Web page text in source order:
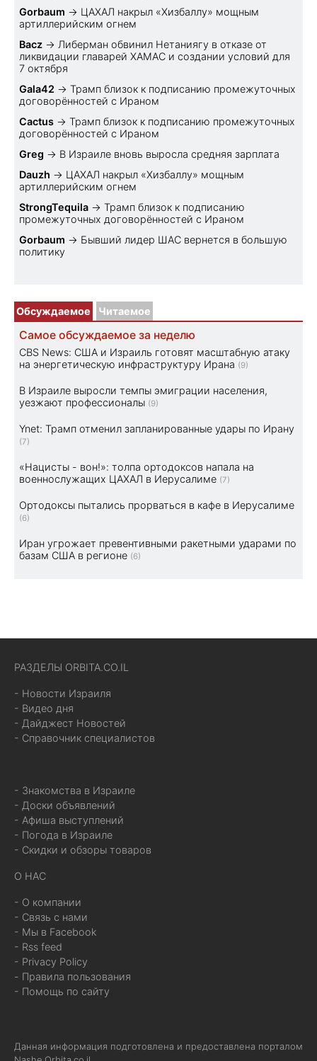
Gorbaum → ЦАХАЛ накрыл «Хизбаллу» мощным
артиллерийским огнем
Bacz → Либерман обвинил Нетаниягу в отказе от
ликвидации главарей ХАМАС и создании условий для
7 октября
Gala42 → Трамп близок к подписанию промежуточных
договорённостей с Ираном
Cactus → Трамп близок к подписанию промежуточных
договорённостей с Ираном
Greg → В Израиле вновь выросла средняя зарплата
Dauzh → ЦАХАЛ накрыл «Хизбаллу» мощным
артиллерийским огнем
StrongTequila → Трамп близок к подписанию
промежуточных договорённостей с Ираном
Gorbaum → Бывший лидер ШАС вернется в большую
политику
Обсуждаемое Читаемое
Самое обсуждаемое за неделю
CBS News: США и Израиль готовят масштабную атаку
на энергетическую инфраструктуру Ирана (9)
В Израиле выросли темпы эмиграции населения,
уезжают профессионалы (9)
Ynet: Трамп отменил запланированные удары по Ирану
(7)
«Нацисты - вон!»: толпа ортодоксов напала на
военнослужащих ЦАХАЛ в Иерусалиме (7)
Ортодоксы пытались прорваться в кафе в Иерусалиме
(6)
Иран угрожает превентивными ракетными ударами по
базам США в регионе (6)
РАЗДЕЛЫ ORBITA.CO.IL
- Новости Израиля
- Видео дня
- Дайджест Новостей
- Справочник специалистов
- Знакомства в Израиле
- Доски объявлений
- Афиша выступлений
- Погода в Израиле
- Скидки и обзоры товаров
О НАС
- О компании
- Связь с нами
- Мы в Facebook
- Rss feed
- Privacy Policy
- Правила пользования
- Помощь по сайту
Данная информация подготовлена и предоставлена порталом